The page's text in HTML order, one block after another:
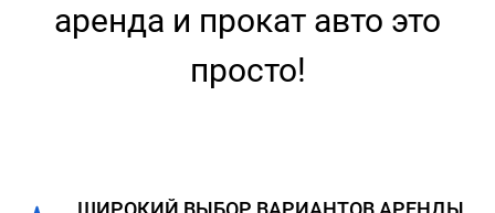
аренда и прокат авто это
просто!